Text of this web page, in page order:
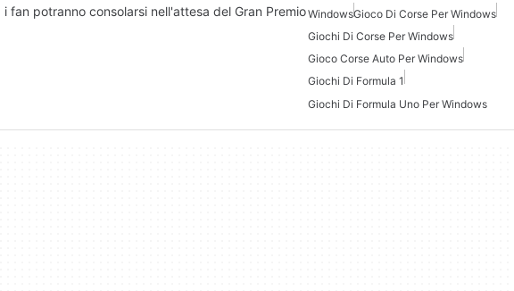
fan potranno consolarsi nell'attesa del Gran PremioWindowsGioco Di Corse Per Windows
Giochi Di Corse Per Windows
Gioco Corse Auto Per Windows
Giochi Di Formula 1
Giochi Di Formula Uno Per Windows